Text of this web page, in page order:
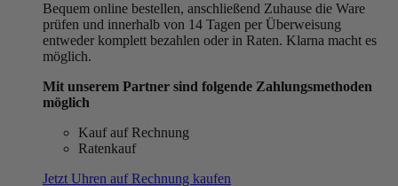
Bequem online bestellen, anschließend Zuhause die Ware
prüfen und innerhalb von 14 Tagen per Überweisung
entweder komplett bezahlen oder in Raten. Klarna macht es
möglich.
Mit unserem Partner sind folgende Zahlungsmethoden
möglich
Kauf auf Rechnung
Ratenkauf
Jetzt Uhren auf Rechnung kaufen